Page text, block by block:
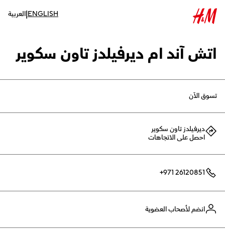
ENGLISH
|العربية
اتش آند ام ديرفيلدز تاون سكوير
تسوق الآن
ديرفيلدز تاون سكوير
احصل على الاتجاهات
+971 26120851
انضم لأصحاب العضوية